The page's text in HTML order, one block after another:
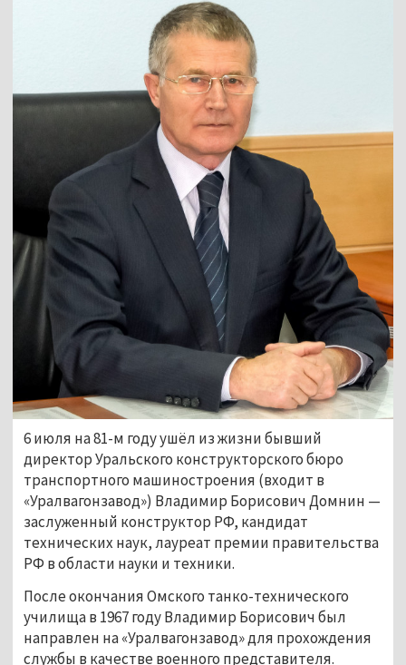
6 июля на 81-м году ушёл из жизни бывший
директор Уральского конструкторского бюро
транспортного машиностроения (входит в
«Уралвагонзавод») Владимир Борисович Домнин —
заслуженный конструктор РФ, кандидат
технических наук, лауреат премии правительства
РФ в области науки и техники.
После окончания Омского танко-технического
училища в 1967 году Владимир Борисович был
направлен на «Уралвагонзавод» для прохождения
службы в качестве военного представителя.